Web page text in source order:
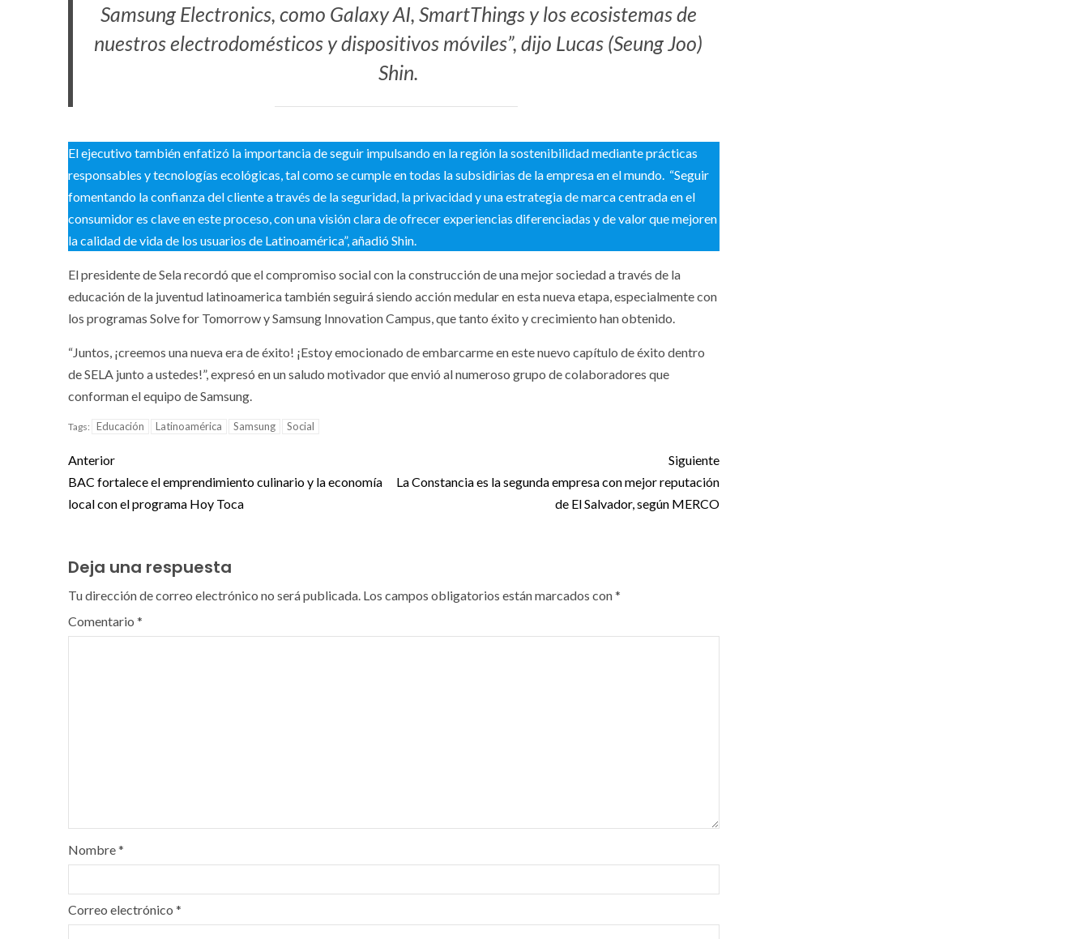
Samsung Electronics, como Galaxy AI, SmartThings y los ecosistemas de
nuestros electrodomésticos y dispositivos móviles”, dijo Lucas (Seung Joo)
Shin.
El ejecutivo también enfatizó la importancia de seguir impulsando en la región la sostenibilidad mediante prácticas
responsables y tecnologías ecológicas, tal como se cumple en todas la subsidirias de la empresa en el mundo. “Seguir
fomentando la confianza del cliente a través de la seguridad, la privacidad y una estrategia de marca centrada en el
consumidor es clave en este proceso, con una visión clara de ofrecer experiencias diferenciadas y de valor que mejoren
la calidad de vida de los usuarios de Latinoamérica”, añadió Shin.
El presidente de Sela recordó que el compromiso social con la construcción de una mejor sociedad a través de la
educación de la juventud latinoamerica también seguirá siendo acción medular en esta nueva etapa, especialmente con
los programas Solve for Tomorrow y Samsung Innovation Campus, que tanto éxito y crecimiento han obtenido.
“Juntos, ¡creemos una nueva era de éxito! ¡Estoy emocionado de embarcarme en este nuevo capítulo de éxito dentro
de SELA junto a ustedes!”, expresó en un saludo motivador que envió al numeroso grupo de colaboradores que
conforman el equipo de Samsung.
Tags: Educación Latinoamérica Samsung Social
Anterior
BAC fortalece el emprendimiento culinario y la economía
local con el programa Hoy Toca
Siguiente
La Constancia es la segunda empresa con mejor reputación
de El Salvador, según MERCO
Deja una respuesta
Tu dirección de correo electrónico no será publicada. Los campos obligatorios están marcados con*
Comentario *
Nombre*
Correo electrónico *